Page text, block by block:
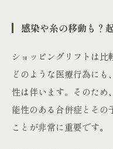
感染や糸の移動も？
ショッピングリフトは比
どのような医療行為に
性は伴います。そのため
能性のある合併症とその
ことが非常に重要です。